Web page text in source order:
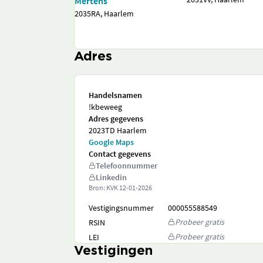
2035RA, Haarlem
Adres
Handelsnamen
!kbeweeg
Adres gegevens
2023TD Haarlem
Google Maps
Contact gegevens
Telefoonnummer
Linkedin
Bron: KVK 12-01-2026
Vestigingsnummer
000055588549
RSIN
Probeer gratis
LEI
Probeer gratis
Vestigingen